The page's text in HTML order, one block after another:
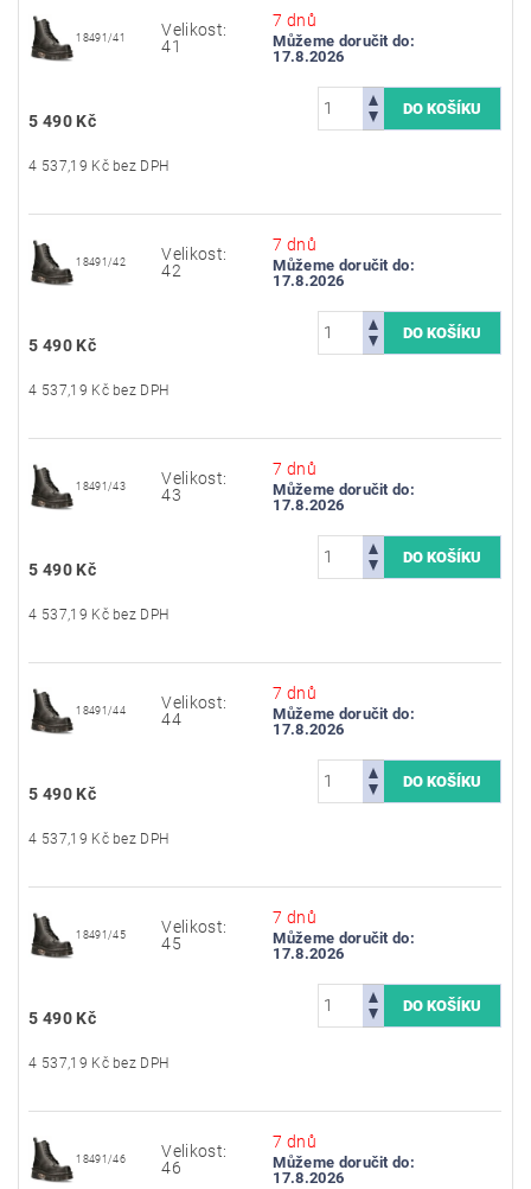
18491/41
Velikost:
41
7 dnů
Můžeme doručit do:
17.8.2026
5 490 Kč
4 537,19 Kč bez DPH
18491/42
Velikost:
42
7 dnů
Můžeme doručit do:
17.8.2026
5 490 Kč
4 537,19 Kč bez DPH
18491/43
Velikost:
43
7 dnů
Můžeme doručit do:
17.8.2026
5 490 Kč
4 537,19 Kč bez DPH
18491/44
Velikost:
44
7 dnů
Můžeme doručit do:
17.8.2026
5 490 Kč
4 537,19 Kč bez DPH
18491/45
Velikost:
45
7 dnů
Můžeme doručit do:
17.8.2026
5 490 Kč
4 537,19 Kč bez DPH
18491/46
Velikost:
46
7 dnů
Můžeme doručit do:
17.8.2026